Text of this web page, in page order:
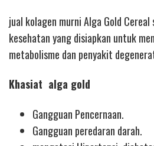
jual kolagen murniAlga Gold Cereal
kesehatan yang disiapkan untuk
metabolisme dan penyakit
Khasiat alga gold
Gangguan Pencernaan.
Gangguan peredaran darah.